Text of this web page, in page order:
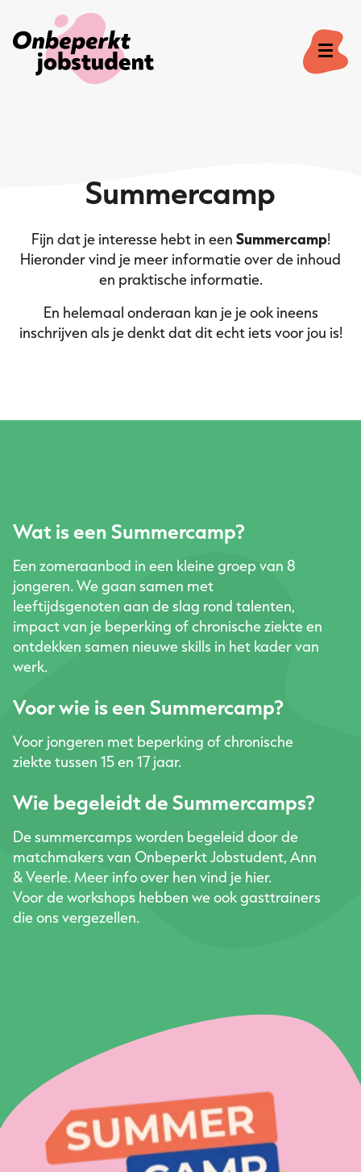
Voor studenten
Voor bedrijven
Veelgestelde vragen
Contact
Vacatures
Summercamp
Fijn dat je interesse hebt in een Summercamp!
Hieronder vind je meer informatie over de inhoud
en praktische informatie.
En helemaal onderaan kan je je ook ineens
inschrijven als je denkt dat dit echt iets voor jou is!
Wat is een Summercamp?
Een zomeraanbod in een kleine groep van 8
jongeren. We gaan samen met
leeftijdsgenoten aan de slag rond talenten,
impact van je beperking of chronische ziekte en
ontdekken samen nieuwe skills in het kader van
werk.
Voor wie is een Summercamp?
Voor jongeren met beperking of chronische
ziekte tussen 15 en 17 jaar.
Wie begeleidt de Summercamps?
De summercamps worden begeleid door de
matchmakers van Onbeperkt Jobstudent, Ann
& Veerle. Meer info over hen vind je hier.
Voor de workshops hebben we ook gasttrainers
die ons vergezellen.